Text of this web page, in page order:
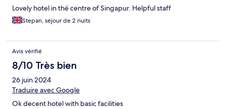
Lovely hotel in thé centre of Singapur. Helpful staff
Stepan, séjour de 2 nuits
Avis vérifié
8/10 Très bien
26 juin 2024
Traduire avec Google
Ok decent hotel with basic facilities